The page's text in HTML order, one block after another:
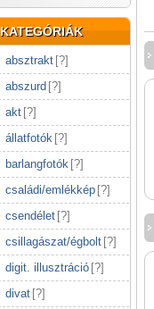
KATEGÓRIÁK
absztrakt [?]
abszurd [?]
akt [?]
állatfotók [?]
barlangfotók [?]
családi/emlékkép [?]
csendélet [?]
csillagászat/égbolt [?]
digit. illusztráció [?]
divat [?]